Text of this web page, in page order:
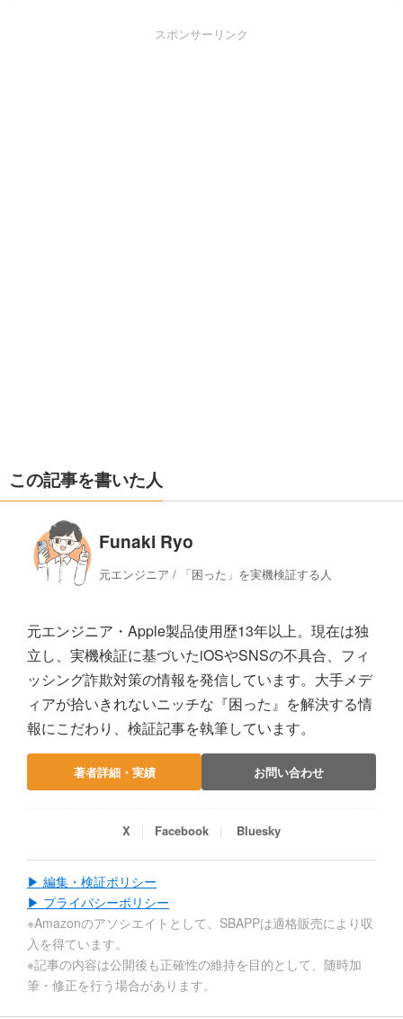
スポンサーリンク
この記事を書いた人
Funaki Ryo
元エンジニア / 「困った」を実機検証する人
元エンジニア・Apple製品使用歴13年以上。現在は独
立し、実機検証に基づいたiOSやSNSの不具合、フィ
ッシング詐欺対策の情報を発信しています。大手メデ
ィアが拾いきれないニッチな『困った』を解決する情
報にこだわり、検証記事を執筆しています。
著者詳細・実績 お問い合わせ
X Facebook Bluesky
▶ 編集・検証ポリシー
▶ プライバシーポリシー
※Amazonのアソシエイトとして、SBAPPは適格販売により収
入を得ています。
※記事の内容は公開後も正確性の維持を目的として、随時加
筆・修正を行う場合があります。